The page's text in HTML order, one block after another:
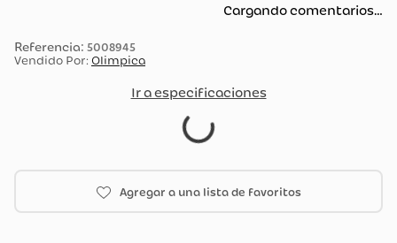
Cargando comentarios…
: 5008945
Vendido Por: Olimpica
Ir a especificaciones